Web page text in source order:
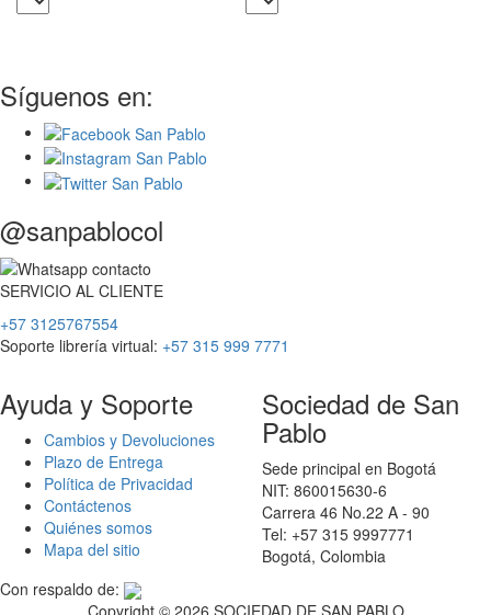
Síguenos en:
@sanpablocol
SERVICIO AL CLIENTE
+57 3125767554
Soporte librería virtual: +57 315 999 7771
Ayuda y Soporte
Cambios y Devoluciones
Plazo de Entrega
Política de Privacidad
Contáctenos
Quiénes somos
Mapa del sitio
Sociedad de San
Pablo
Sede principal en Bogotá
NIT: 860015630-6
Carrera 46 No.22 A - 90
Tel: +57 315 9997771
Bogotá, Colombia
Con respaldo de: